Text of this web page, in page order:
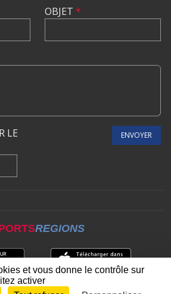
OBJET *
LE
ENVOYER
REGIONS
et vous donne le contrôle sur
activer